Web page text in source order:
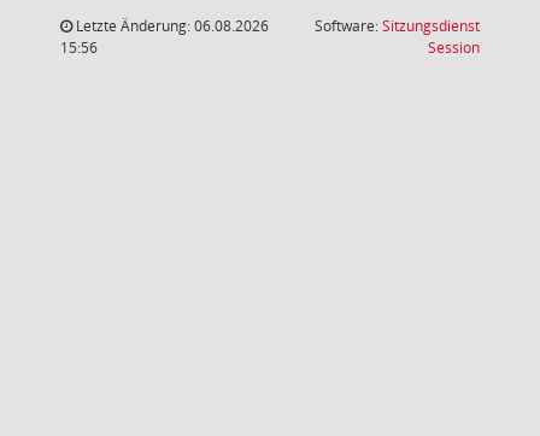
Letzte Änderung: 06.08.2026
15:56
Software:Sitzungsdienst
Session(Wird in